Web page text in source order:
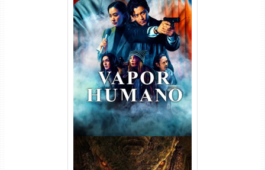
Vapor Humano 1ª Temporada
Torrent (2026) WEB-DL 1080p
Dual Áudio